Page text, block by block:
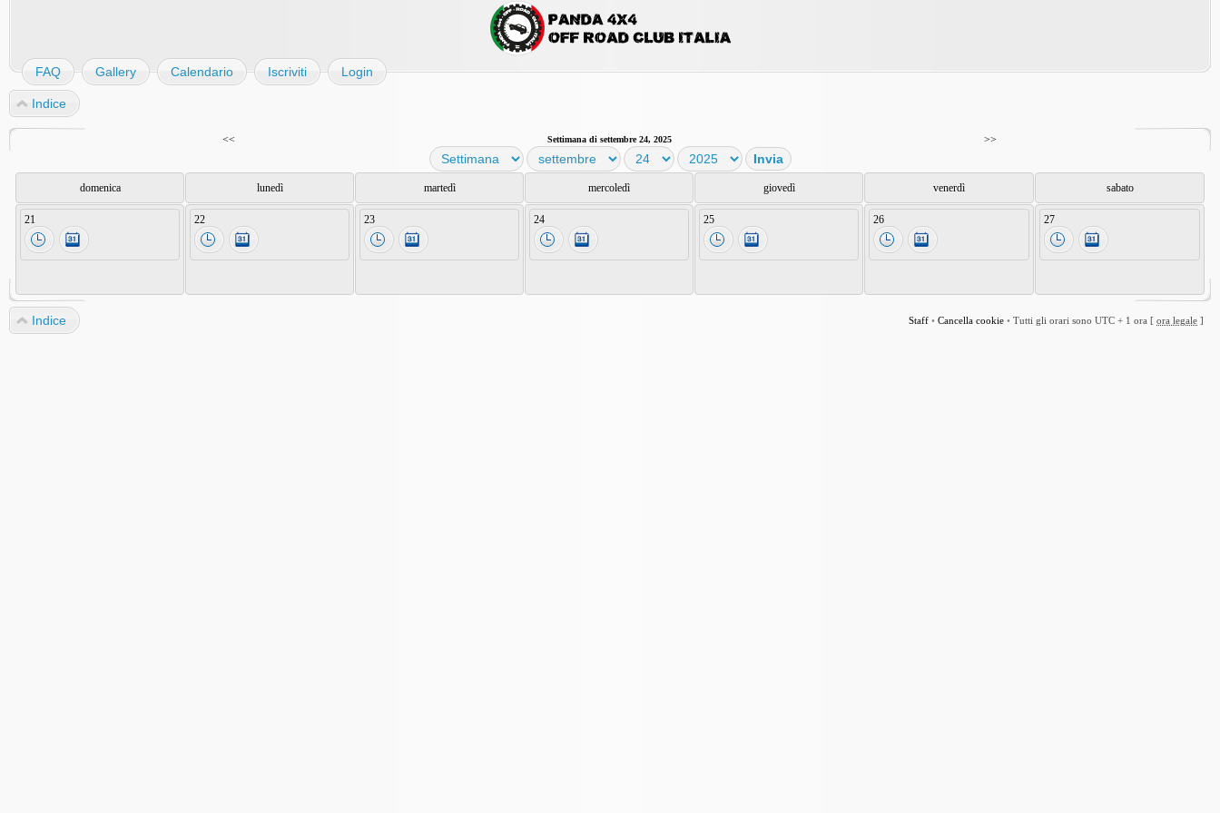
FAQ Gallery Calendario Iscriviti Login
Indice
<< Settimana di settembre 24, 2025 >>
domenica lunedì martedì mercoledì giovedì venerdì sabato
21 22 23 24 25 26 27
Staff • Cancella cookie • Tutti gli orari sono UTC + 1 ora [ ora legale ]
Indice